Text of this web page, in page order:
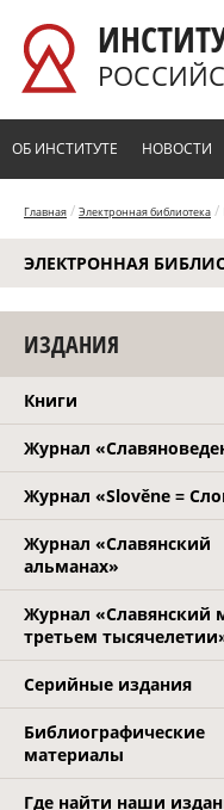
ОБ ИНСТИТУТЕ НОВОСТИ
Главная / Электронная библиотека /
ЭЛЕКТРОННАЯ
ИЗДАНИЯ
Книги
Журнал
Журнал «Slověne =
Журнал «Славянский
альманах»
Журнал «Славянский
третьем
Серийные издания
Библиографические
материалы
Где найти наши